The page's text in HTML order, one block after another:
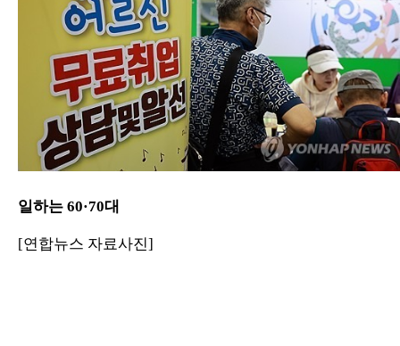
일하는 60·70대
[연합뉴스 자료사진]